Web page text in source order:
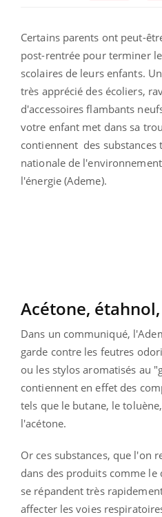
Certains parents ont peut-
post-rentrée pour terminer
scolaires de leurs enfants.
très apprécié des écoliers,
d'accessoires flambants
votre enfant met dans sa
contiennent des substances
nationale de
l'énergie (Ademe).
Acétone,
Dans un communiqué,
garde contre les feutres
ou les stylos aromatisés au
contiennent en effet des
tels que le butane, le
l'acétone.
Or ces substances, que l'on
dans des produits comme
se répandent très
affecter les voies